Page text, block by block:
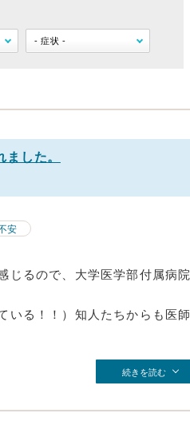
した。
安
じるので、大学医学部付属病院
いる！！）知人たちからも医師
続きを読む